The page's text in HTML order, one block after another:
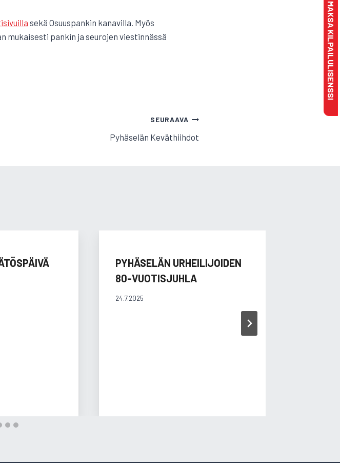
sekä Osuuspankin kanavilla. Myös
mukaisesti pankin ja seurojen viestinnässä
SEURAAVA
Pyhäselän Keväthiihdot
PYHÄSELÄN URHEILIJOIDEN
80-VUOTISJUHLA
24.7.2025
MAKSA KILPAILULISENSSI